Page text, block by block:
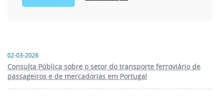
02-03-2026
Consulta Pública sobre o setor do transporte ferroviário de
passageiros e de mercadorias em Portugal